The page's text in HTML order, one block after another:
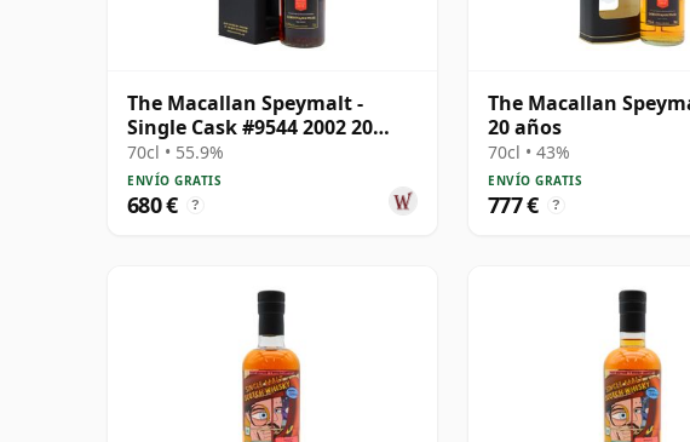
The Macallan Speymalt -
Single Cask #9544 2002 20
años
70cl • 55.9%
ENVÍO GRATIS
680 € ?
The Macallan
20 años
70cl • 43%
ENVÍO GRATIS
777 € ?